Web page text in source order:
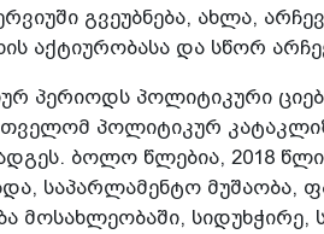
გვეუბნება, ახლა,
აქტიურობასა და სწორ
პერიოდს პოლიტიკური
პოლიტიკურ
ბოლო წლებია, 2018
საპარლამენტო მუშაობა,
მოსახლეობაში, სიდუხჭირე,